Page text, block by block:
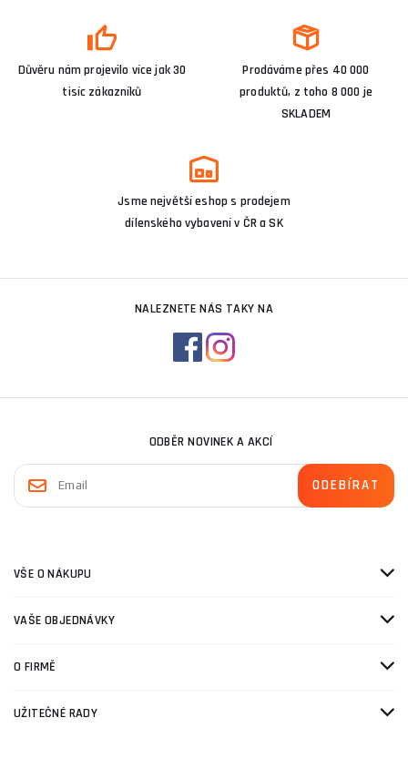
Důvěru nám projevilo více jak 30
tisíc zákazníků
Prodáváme přes 40 000
produktů, z toho 8 000 je
SKLADEM
Jsme největší eshop s prodejem
dílenského vybavení v ČR a SK
NALEZNETE NÁS TAKY NA
ODBĚR NOVINEK A AKCÍ
VŠE O NÁKUPU
VAŠE OBJEDNÁVKY
O FIRMĚ
UŽITEČNÉ RADY